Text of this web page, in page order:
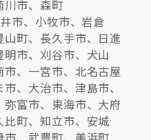
川市、森町
市、小牧市、岩倉
町、長久手市、日進
市、刈谷市、犬山
、一宮市、北名古屋
、大治市、津島市、
富市、東海市、大府
町、知立市、安城